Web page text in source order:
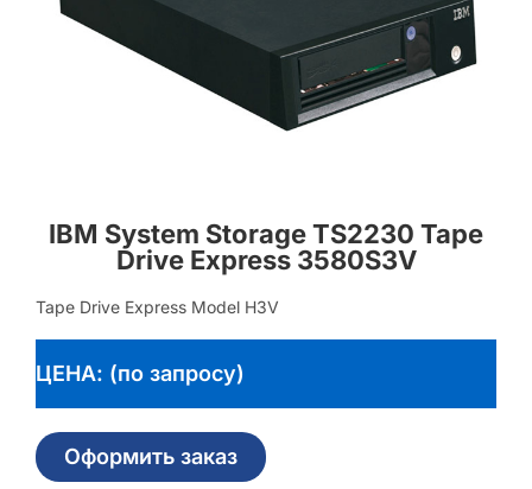
IBM System Storage TS2230 Tape
Drive Express 3580S3V
Tape Drive Express Model H3V
ЦЕНА: (по запросу)
Оформить заказ